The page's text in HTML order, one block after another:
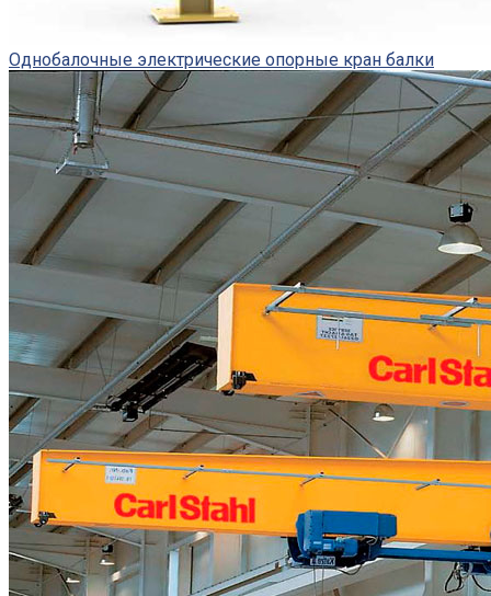
Однобалочные электрические опорные кран балки